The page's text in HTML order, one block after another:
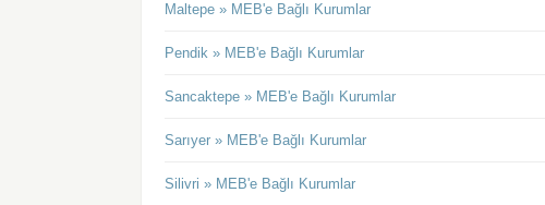
Maltepe » MEB'e Bağlı Kurumlar
Pendik » MEB'e Bağlı Kurumlar
Sancaktepe » MEB'e Bağlı Kurumlar
Sarıyer » MEB'e Bağlı Kurumlar
Silivri » MEB'e Bağlı Kurumlar